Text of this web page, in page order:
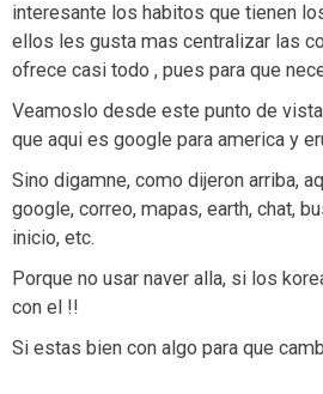
interesante los habitos que tienen
ellos les gusta mas centralizar las
ofrece casi todo , pues para que
Veamoslo desde este punto de
que aqui es google para america y
Sino digamne, como dijeron arriba,
google, correo, mapas, earth, chat,
inicio, etc.
Porque no usar naver alla, si los
con el !!
Si estas bien con algo para que